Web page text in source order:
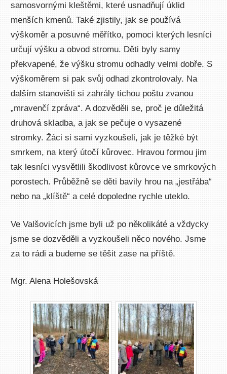
samosvornými kleštěmi, které usnadňují úklid
menších kmenů. Také zjistily, jak se používá
výškoměr a posuvné měřítko, pomoci kterých lesníci
určují výšku a obvod stromu. Děti byly samy
překvapené, že výšku stromu odhadly velmi dobře. S
výškoměrem si pak svůj odhad zkontrolovaly. Na
dalším stanovišti si zahrály tichou poštu zvanou
„mravenčí zpráva“. A dozvěděli se, proč je důležitá
druhová skladba, a jak se pečuje o vysazené
stromky. Žáci si sami vyzkoušeli, jak je těžké být
smrkem, na který útočí kůrovec. Hravou formou jim
tak lesníci vysvětlili škodlivost kůrovce ve smrkových
porostech. Průběžně se děti bavily hrou na „jestřába“
nebo na „klíště“ a celé dopoledne rychle uteklo.
Ve Valšovicích jsme byli už po několikáté a vždycky
jsme se dozvěděli a vyzkoušeli něco nového. Jsme
za to rádi a budeme se těšit zase na příště.
Mgr. Alena Holešovská